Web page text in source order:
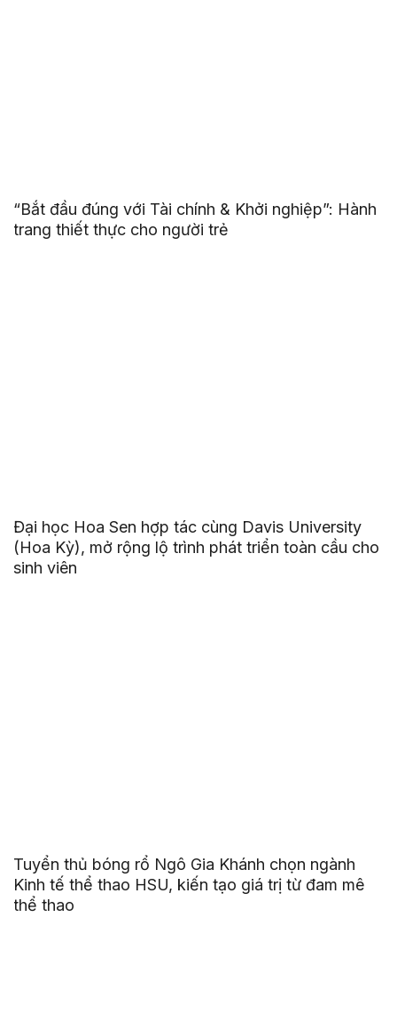
“Bắt đầu đúng với Tài chính & Khởi nghiệp”: Hành
trang thiết thực cho người trẻ
Đại học Hoa Sen hợp tác cùng Davis University
(Hoa Kỳ), mở rộng lộ trình phát triển toàn cầu cho
sinh viên
Tuyển thủ bóng rổ Ngô Gia Khánh chọn ngành
Kinh tế thể thao HSU, kiến tạo giá trị từ đam mê
thể thao